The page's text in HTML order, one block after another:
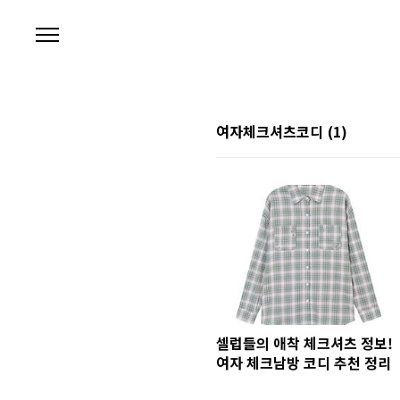
여자체크셔츠코디 (1)
셀럽들의 애착 체크셔츠 정보!
여자 체크남방 코디 추천 정리